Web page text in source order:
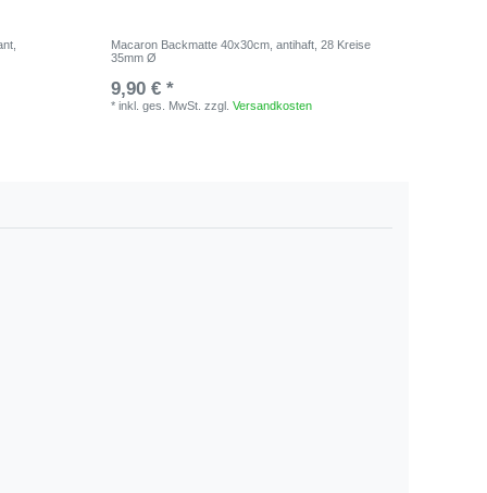
Macaron Backmatte 40x30cm, antihaft, 28 Kreise
35mm Ø
9,90 € *
*inkl. ges. MwSt. zzgl.Versandkosten